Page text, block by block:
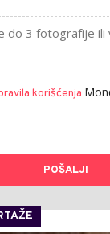
do 3 fotografije ili
korišćenja
POŠALJI